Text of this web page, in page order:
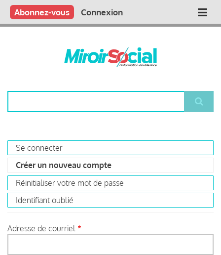
Aller
contenu
Main
Qui sommes nous ?
Vous publiez
Nous publions
Contactez-nous
Abonnez-vous Connexion
Primary
tabs
Se connecter
Créer un nouveau compte
actif)
Réinitialiser votre mot de passe
Identifiant oublié
Adresse de courriel